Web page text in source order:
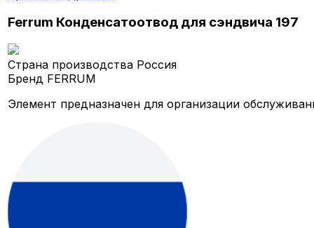
Ferrum Конденсатоотвод для сэндвича 197
Страна производства Россия
Бренд FERRUM
Элемент предназначен для организации